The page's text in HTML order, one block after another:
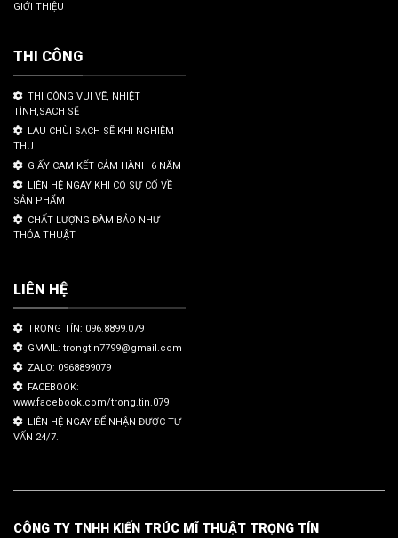
GIỚI THIỆU
THI CÔNG
THI CÔNG VUI VẼ, NHIỆT
TÌNH,SẠCH SẼ
LAU CHÙI SẠCH SẼ KHI NGHIỆM
THU
GIẤY CAM KẾT CẢM HÀNH 6 NĂM
LIÊN HỆ NGAY KHI CÓ SỰ CỐ VỀ
SẢN PHẨM
CHẤT LƯỢNG ĐÀM BẢO NHƯ
THỎA THUẬT
LIÊN HỆ
TRỌNG TÍN: 096.8899.079
GMAIL: trongtin7799@gmail.com
ZALO: 0968899079
FACEBOOK:
www.facebook.com/trong.tin.079
LIÊN HỆ NGAY ĐỂ NHẬN ĐƯỢC TƯ
VẤN 24/7.
CÔNG TY TNHH KIẾN TRÚC MĨ THUẬT TRỌNG TÍN